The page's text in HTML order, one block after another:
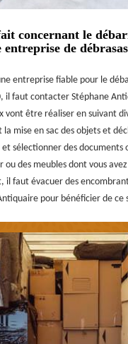
concernant le
entreprise de
entreprise fiable pour le
il faut contacter Stéphane
vont être réaliser en suivant
mise en sac des objets et
sélectionner des documents
des meubles dont vous
il faut évacuer des
pour bénéficier de ce